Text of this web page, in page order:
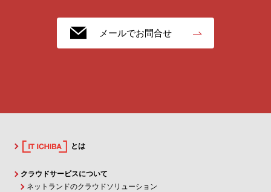
メールでお問合せ
とは
クラウドサービスについて
ネットランドのクラウドソリューション